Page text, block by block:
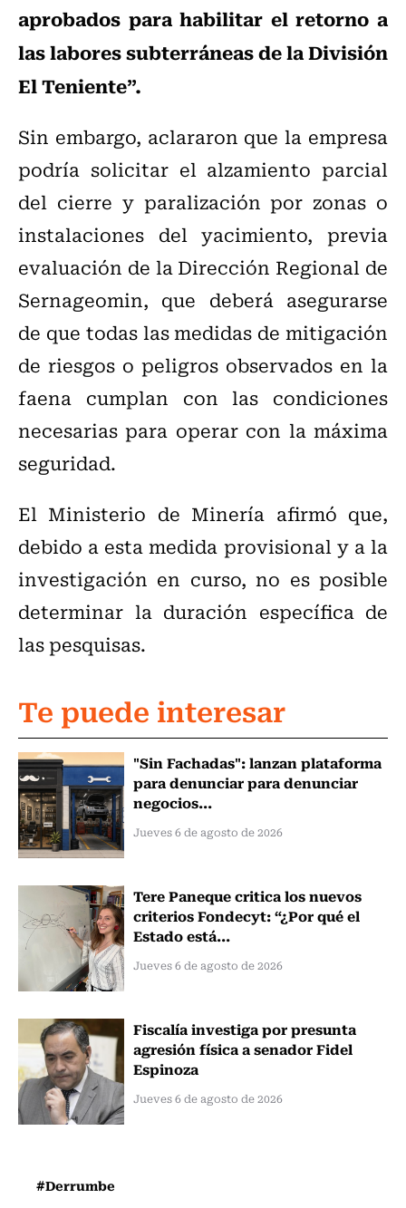
aprobados para habilitar el retorno a
las labores subterráneas de la División
El Teniente”.
Sin embargo, aclararon que la empresa
podría solicitar el alzamiento parcial
del cierre y paralización por zonas o
instalaciones del yacimiento, previa
evaluación de la Dirección Regional de
Sernageomin, que deberá asegurarse
de que todas las medidas de mitigación
de riesgos o peligros observados en la
faena cumplan con las condiciones
necesarias para operar con la máxima
seguridad.
El Ministerio de Minería afirmó que,
debido a esta medida provisional y a la
investigación en curso, no es posible
determinar la duración específica de
las pesquisas.
Te puede interesar
"Sin Fachadas": lanzan plataforma
para denunciar para denunciar
negocios...
Jueves 6 de agosto de 2026
Tere Paneque critica los nuevos
criterios Fondecyt: “¿Por qué el
Estado está...
Jueves 6 de agosto de 2026
Fiscalía investiga por presunta
agresión física a senador Fidel
Espinoza
Jueves 6 de agosto de 2026
#Derrumbe